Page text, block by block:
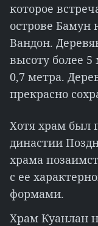
которое
острове Бамун
Вандон.
высоту более
0,7 метра.
прекрасно
Хотя храм был
династии
храма
с ее
формами.
Храм Куанлан